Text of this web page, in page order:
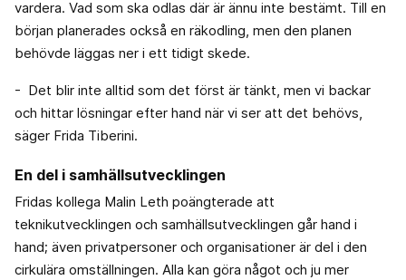
vardera. Vad som ska odlas där är ännu inte bestämt. Till en
början planerades också en räkodling, men den planen
behövde läggas ner i ett tidigt skede.
- Det blir inte alltid som det först är tänkt, men vi backar
och hittar lösningar efter hand när vi ser att det behövs,
säger Frida Tiberini.
En del i samhällsutvecklingen
Fridas kollega Malin Leth poängterade att
teknikutvecklingen och samhällsutvecklingen går hand i
hand; även privatpersoner och organisationer är del i den
cirkulära omställningen. Alla kan göra något och ju mer